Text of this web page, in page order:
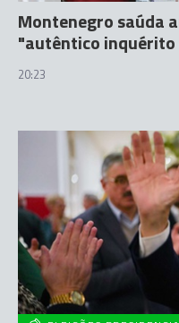
Montenegro saúda
"autêntico
20:23